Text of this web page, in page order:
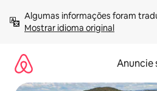
para
Mostrar idioma original
Anuncie